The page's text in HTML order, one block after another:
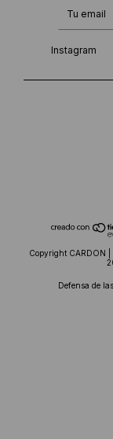
¡Te
Instagram
Copyright CARDON
Defensa de